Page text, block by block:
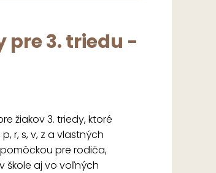
3. triedu -
žiakov 3. triedy, ktoré
r, s, v, z a vlastných
pre rodiča,
škole aj vo voľných